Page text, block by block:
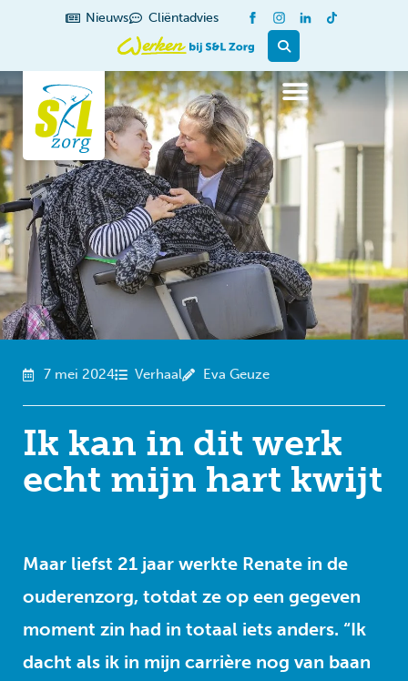
Nieuws Cliëntadvies
7 mei 2024 Verhaal Eva Geuze
Ik kan in dit werk
echt mijn hart kwijt
Maar liefst 21 jaar werkte Renate in de
ouderenzorg, totdat ze op een gegeven
moment zin had in totaal iets anders. “Ik
dacht als ik in mijn carrière nog van baan